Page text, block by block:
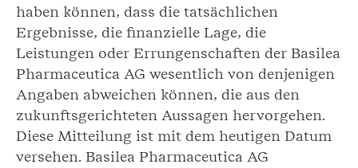
haben können, dass die tatsächlichen
Ergebnisse, die finanzielle Lage, die
Leistungen oder Errungenschaften der Basilea
Pharmaceutica AG wesentlich von denjenigen
Angaben abweichen können, die aus den
zukunftsgerichteten Aussagen hervorgehen.
Diese Mitteilung ist mit dem heutigen Datum
versehen. Basilea Pharmaceutica AG